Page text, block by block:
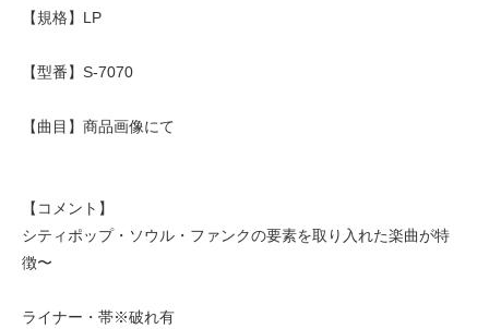
【規格】LP
【型番】S-7070
【曲目】商品画像にて
【コメント】
シティポップ・ソウル・ファンクの要素を取り入れた楽曲が特
徴〜
ライナー・帯※破れ有